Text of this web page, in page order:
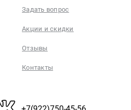
Задать вопрос
Акции и скидки
Отзывы
Контакты